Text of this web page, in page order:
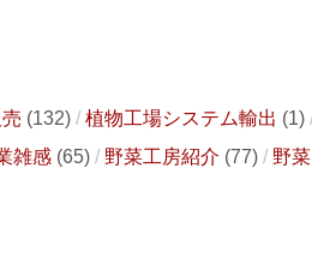
(132) 植物工場システム輸出 (1)
雑感 (65) 野菜工房紹介 (77)
野菜